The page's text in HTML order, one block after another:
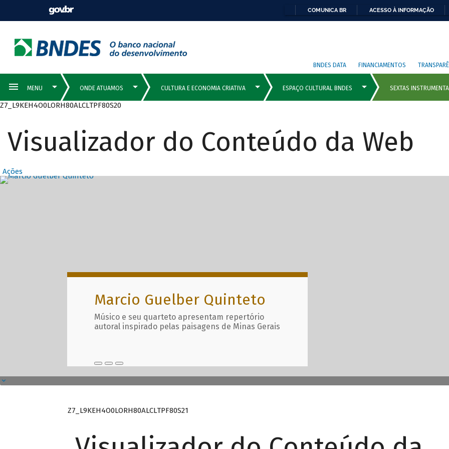
COMUNICA BR ACESSO À INFORMAÇÃO
BNDES DATA FINANCIAMENTOS
Z7_L9KEH4O0LORH80ALCLTPF80S20
Visualizador do Conteúdo da Web
Ações
Destaques Principais com
Marcio Guelber Quinteto
Músico e seu quarteto apresentam repertório
autoral inspirado pelas paisagens de Minas Gerais
Z7_L9KEH4O0LORH80ALCLTPF80S21